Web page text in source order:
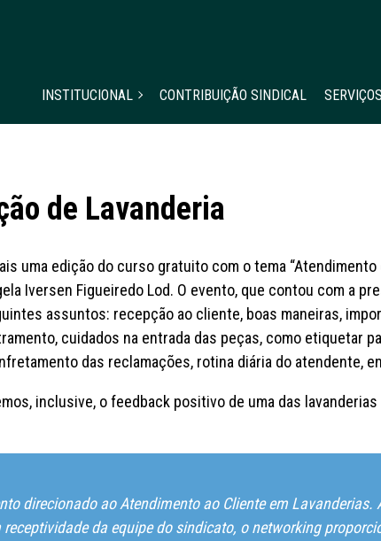
INSTITUCIONAL CONTRIBUIÇÃO SINDICAL SERVIÇOS
de Lavanderia
uma edição do curso gratuito com o tema “Atendimento
Iversen Figueiredo Lod. O evento, que contou com a
assuntos: recepção ao cliente, boas maneiras,
cuidados na entrada das peças, como etiquetar
das reclamações, rotina diária do atendente,
inclusive, o feedback positivo de uma das lavanderias
direcionado ao Atendimento ao Cliente em Lavanderias.
da equipe do sindicato, o networking